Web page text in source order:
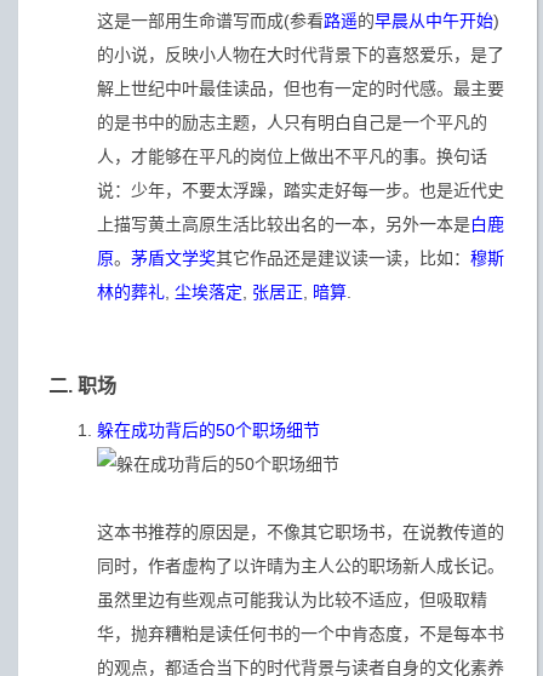
这是一部用生命谱写而成(参看路遥的早晨从中午开始)
的小说，反映小人物在大时代背景下的喜怒爱乐，是了
解上世纪中叶最佳读品，但也有一定的时代感。最主要
的是书中的励志主题，人只有明白自己是一个平凡的
人，才能够在平凡的岗位上做出不平凡的事。换句话
说：少年，不要太浮躁，踏实走好每一步。也是近代史
上描写黄土高原生活比较出名的一本，另外一本是白鹿
原。 茅盾文学奖其它作品还是建议读一读，比如： 穆斯
林的葬礼 尘埃落定 张居正 暗算
二. 职场
躲在成功背后的50个职场细节
这本书推荐的原因是，不像其它职场书，在说教传道的
同时，作者虚构了以许晴为主人公的职场新人成长记。
虽然里边有些观点可能我认为比较不适应，但吸取精
华，抛弃糟粕是读任何书的一个中肯态度，不是每本书
的观点，都适合当下的时代背景与读者自身的文化素养